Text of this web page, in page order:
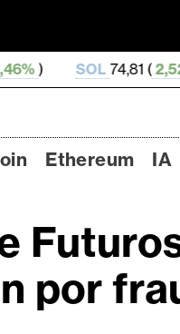
74,81 ( 2,52%) TRX
Ethereum IA
por